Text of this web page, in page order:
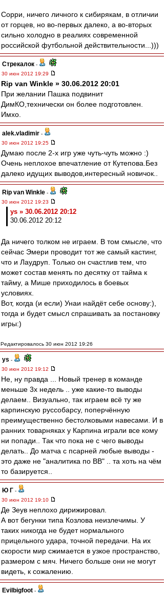
Сорри, ничего личного к сибирякам, в отличии
от горцев, но во-первых далеко, а во-вторых
сильно холодно в реалиях современной
российской футбольной действительности...)))
Стрекалок -
30 июн 2012 19:29
Rip van Winkle » 30.06.2012 20:01
При желании Пашка подвинит
ДимКО,технически он более подготовлен.
Имхо.
alek.vladimir -
30 июн 2012 19:25
Думаю после 2-х игр уже чуть-чуть можно :)
Очень неплохое впечатление от Кутепова.Без
далеко идущих выводов,интересный новичок..
Rip van Winkle -
30 июн 2012 19:23
ys » 30.06.2012 20:12
30.06.2012 20:12
Да ничего толком не играем. В том смысле, что
сейчас Эмери проводит тот же самый кастинг,
что и Лаудруп. Только он счастлив тем, что
может состав менять по десятку от тайма к
тайму, а Мише приходилось в боевых
условиях.
Вот, когда (и если) Унаи найдёт себе основу:),
тогда и будет смысл спрашивать за постановку
игры:)
Редактировалось 30 июн 2012 19:26
ys -
30 июн 2012 19:12
Не, ну правда ... Новый тренер в команде
меньше 3х недель .. уже какие-то выводы
делаем.. Визуально, так играем всё ту же
карпинскую руссобарсу, поперчённую
преимущественно бестолковыми навесами. И в
ранних товарняках у Карпина играли все кому
ни попади.. Так что пока не с чего выводы
делать.. До матча с псарней любые выводы -
это даже не "аналитика по ВВ" .. та хоть на чём
то базируется..
Ю Г -
30 июн 2012 19:10
Де Зеув неплохо дирижировал.
А вот бегунки типа Козлова неизлечимы. У
таких никогда не будет нормального
прицельного удара, точной передачи. На их
скорости мир сжимается в узкое пространство,
размером с мяч. Ничего больше они не могут
видеть, к сожалению.
Evilbigfoot -